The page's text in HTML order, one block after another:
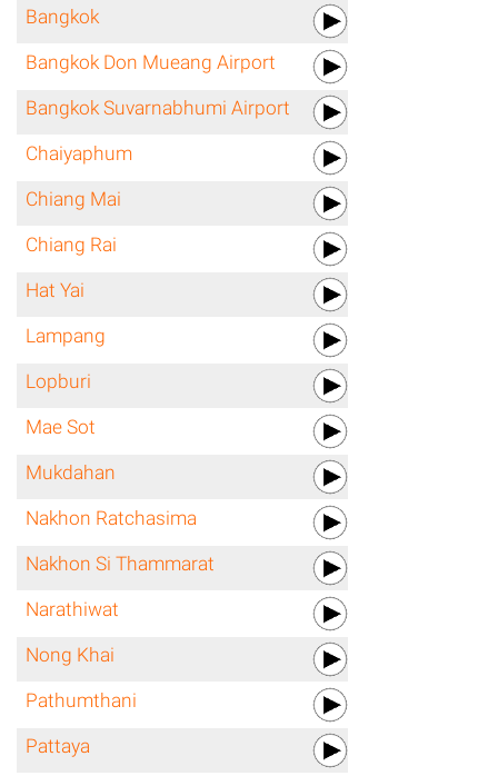
Bangkok
Bangkok Don Mueang Airport
Bangkok Suvarnabhumi Airport
Chaiyaphum
Chiang Mai
Chiang Rai
Hat Yai
Lampang
Lopburi
Mae Sot
Mukdahan
Nakhon Ratchasima
Nakhon Si Thammarat
Narathiwat
Nong Khai
Pathumthani
Pattaya